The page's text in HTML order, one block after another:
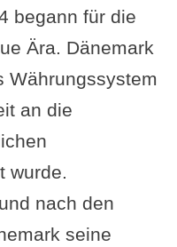
begann für die
Ära. Dänemark
Währungssystem
an die
wurde.
nach den
seine